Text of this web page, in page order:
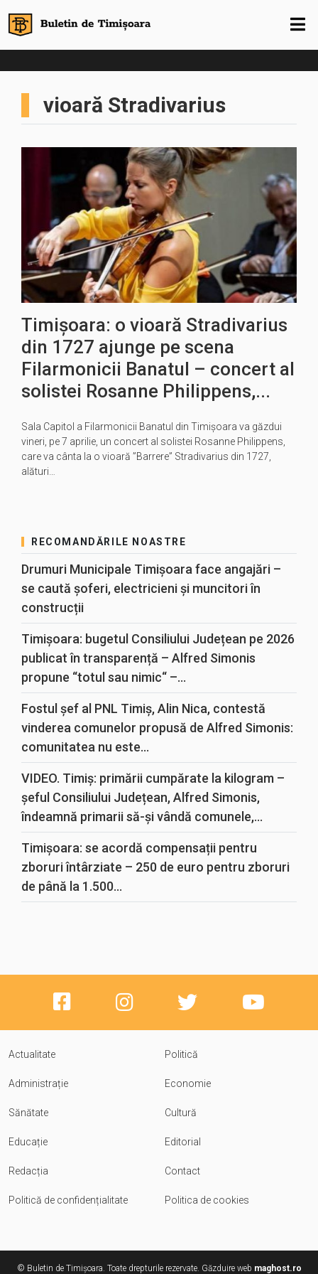
vioară Stradivarius
Timișoara: o vioară Stradivarius
din 1727 ajunge pe scena
Filarmonicii Banatul – concert al
solistei Rosanne Philippens,...
Sala Capitol a Filarmonicii Banatul din Timişoara va găzdui
vineri, pe 7 aprilie, un concert al solistei Rosanne Philippens,
care va cânta la o vioară ”Barrere” Stradivarius din 1727,
alături…
RECOMANDĂRILE NOASTRE
Drumuri Municipale Timișoara face angajări –
se caută șoferi, electricieni și muncitori în
construcții
Timișoara: bugetul Consiliului Județean pe 2026
publicat în transparență – Alfred Simonis
propune “totul sau nimic“ –...
Fostul șef al PNL Timiș, Alin Nica, contestă
vinderea comunelor propusă de Alfred Simonis:
comunitatea nu este...
VIDEO. Timiș: primării cumpărate la kilogram –
șeful Consiliului Județean, Alfred Simonis,
îndeamnă primarii să-și vândă comunele,...
Timișoara: se acordă compensații pentru
zboruri întârziate – 250 de euro pentru zboruri
de până la 1.500...
Actualitate Politică
Administrație Economie
Sănătate Cultură
Educație Editorial
Redacția Contact
Politică de confidențialitate Politica de cookies
© Buletin de Timișoara. Toate drepturile rezervate. Găzduire web maghost.ro